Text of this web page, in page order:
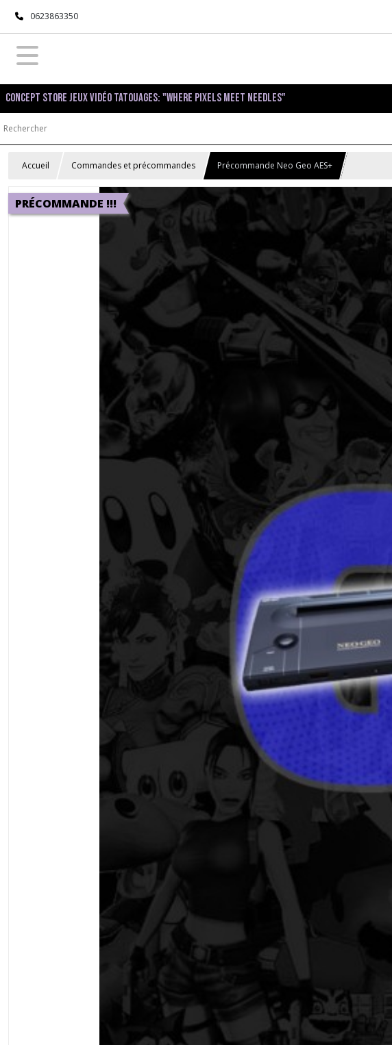
0623863350
Concept Store Jeux Vidéo Tatouages: "Where pixels meet needles"
Accueil Commandes et précommandes Précommande Neo Geo AES+
PRÉCOMMANDE !!!